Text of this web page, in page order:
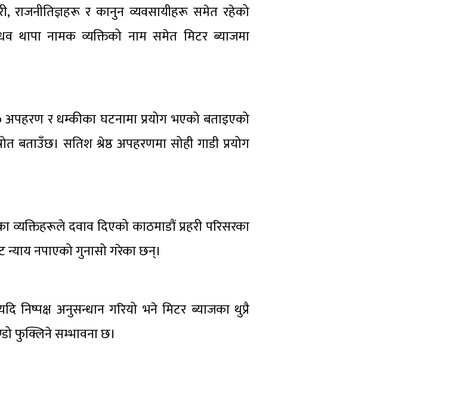
राजनीतिज्ञहरू र कानुन व्यवसायीहरू समेत रहेको
थापा नामक व्यक्तिको नाम समेत मिटर ब्याजमा
अपहरण र धम्कीका घटनामा प्रयोग भएको बताइएको
बताउँछ। सतिश श्रेष्ठ अपहरणमा सोही गाडी प्रयोग
व्यक्तिहरूले दवाव दिएको काठमाडौं प्रहरी परिसरका
नपाएको गुनासो गरेका छन्।
निष्पक्ष अनुसन्धान गरियो भने मिटर ब्याजका थुप्रै
फुक्लिने सम्भावना छ।